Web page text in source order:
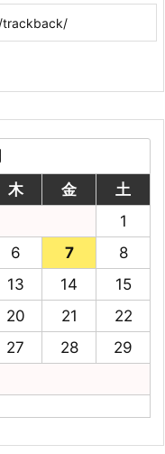
木 金
土
1
6 7
8
13 14
15
20 21
22
27 28
29